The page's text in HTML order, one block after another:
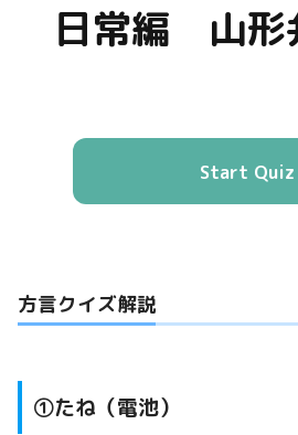
日常編 山形
Start Quiz
方言クイズ解説
①たね（電池）